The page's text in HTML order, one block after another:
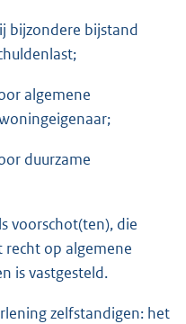
bijzondere bijstand
algemene
duurzame
voorschot(ten), die
op algemene
is vastgesteld.
zelfstandigen: het